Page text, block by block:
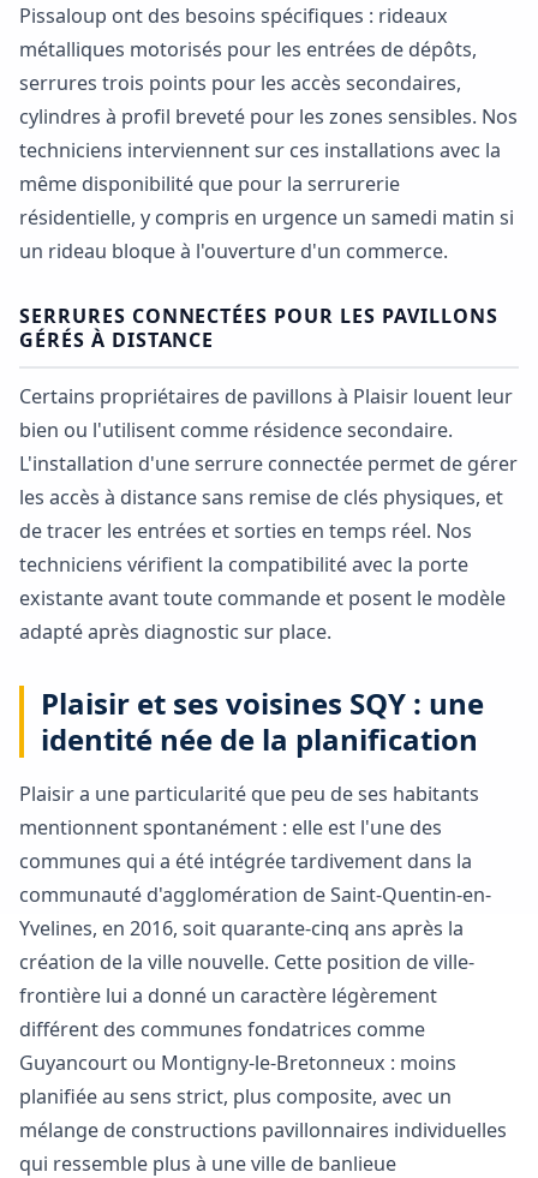
Pissaloup ont des besoins spécifiques : rideaux
métalliques motorisés pour les entrées de dépôts,
serrures trois points pour les accès secondaires,
cylindres à profil breveté pour les zones sensibles. Nos
techniciens interviennent sur ces installations avec la
même disponibilité que pour la serrurerie
résidentielle, y compris en urgence un samedi matin si
un rideau bloque à l'ouverture d'un commerce.
SERRURES CONNECTÉES POUR LES PAVILLONS
GÉRÉS À DISTANCE
Certains propriétaires de pavillons à Plaisir louent leur
bien ou l'utilisent comme résidence secondaire.
L'installation d'une serrure connectée permet de gérer
les accès à distance sans remise de clés physiques, et
de tracer les entrées et sorties en temps réel. Nos
techniciens vérifient la compatibilité avec la porte
existante avant toute commande et posent le modèle
adapté après diagnostic sur place.
Plaisir et ses voisines SQY : une
identité née de la planification
Plaisir a une particularité que peu de ses habitants
mentionnent spontanément : elle est l'une des
communes qui a été intégrée tardivement dans la
communauté d'agglomération de Saint-Quentin-en-
Yvelines, en 2016, soit quarante-cinq ans après la
création de la ville nouvelle. Cette position de ville-
frontière lui a donné un caractère légèrement
différent des communes fondatrices comme
Guyancourt ou Montigny-le-Bretonneux : moins
planifiée au sens strict, plus composite, avec un
mélange de constructions pavillonnaires individuelles
qui ressemble plus à une ville de banlieue